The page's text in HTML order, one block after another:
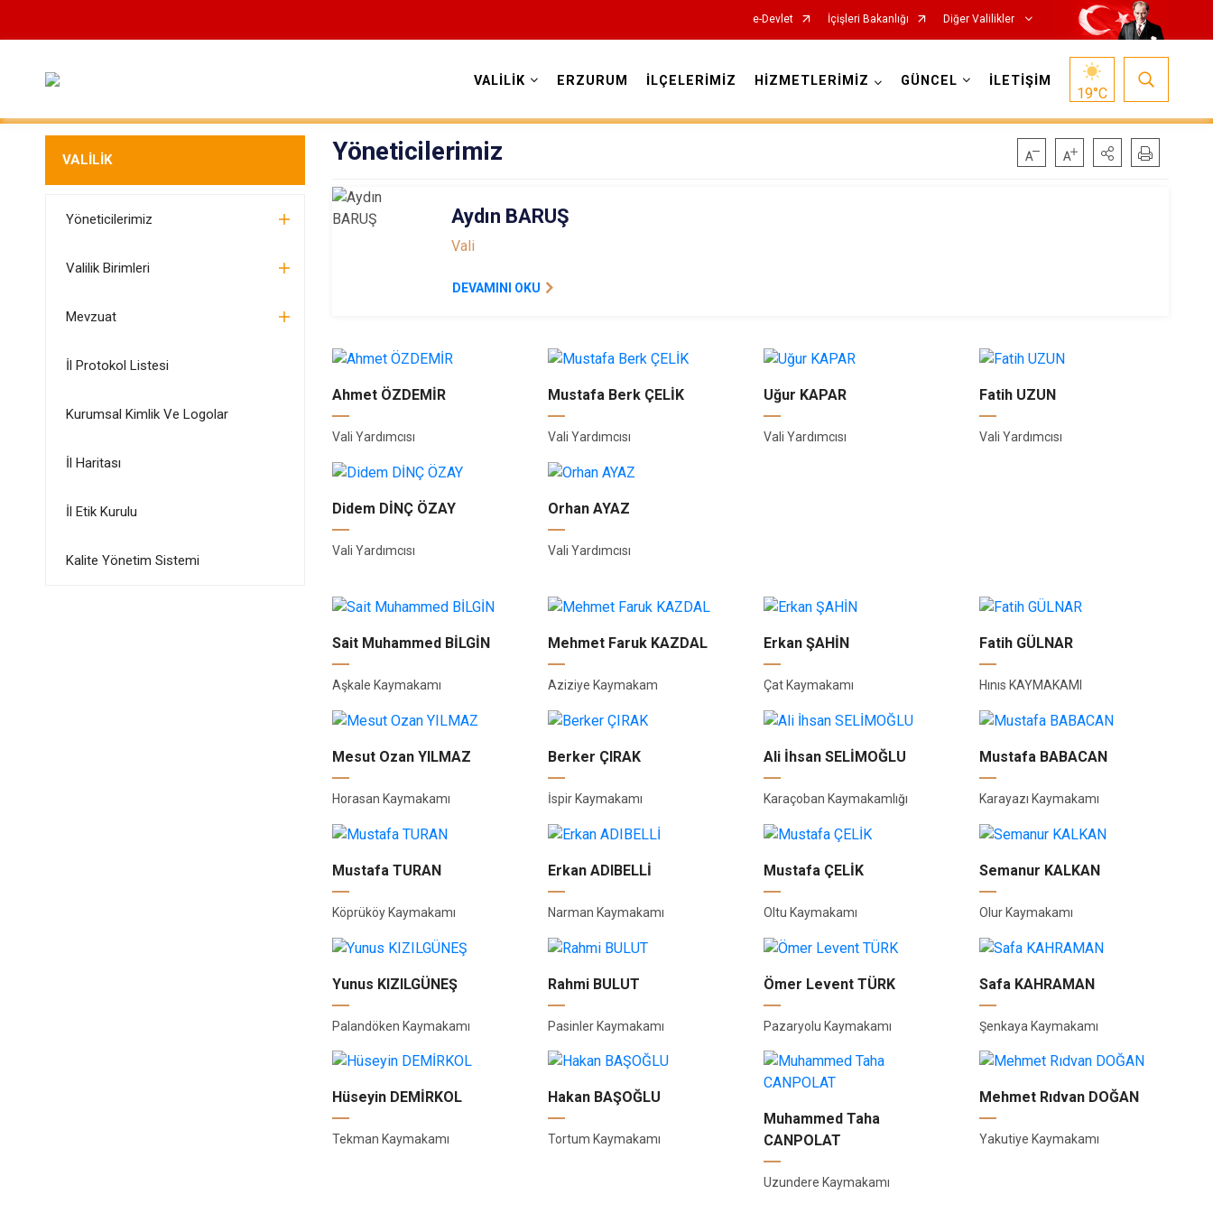
e-Devlet İçişleri Bakanlığı Diğer Valilikler
VALİLİK ERZURUM İLÇELERİMİZ HİZMETLERİMİZ GÜNCEL İLETİŞİM
19°C
VALİLİK
Yöneticilerimiz
Valilik Birimleri
Mevzuat
İl Protokol Listesi
Kurumsal Kimlik Ve Logolar
İl Haritası
İl Etik Kurulu
Kalite Yönetim Sistemi
Yöneticilerimiz
Aydın BARUŞ
Vali
DEVAMINI OKU
Ahmet ÖZDEMİR
Vali Yardımcısı
Mustafa Berk ÇELİK
Vali Yardımcısı
Uğur KAPAR
Vali Yardımcısı
Fatih UZUN
Vali Yardımcısı
Didem DİNÇ ÖZAY
Vali Yardımcısı
Orhan AYAZ
Vali Yardımcısı
Sait Muhammed BİLGİN
Aşkale Kaymakamı
Mehmet Faruk KAZDAL
Aziziye Kaymakam
Erkan ŞAHİN
Çat Kaymakamı
Fatih GÜLNAR
Hınıs KAYMAKAMI
Mesut Ozan YILMAZ
Horasan Kaymakamı
Berker ÇIRAK
İspir Kaymakamı
Ali İhsan SELİMOĞLU
Karaçoban Kaymakamlığı
Mustafa BABACAN
Karayazı Kaymakamı
Mustafa TURAN
Köprüköy Kaymakamı
Erkan ADIBELLİ
Narman Kaymakamı
Mustafa ÇELİK
Oltu Kaymakamı
Semanur KALKAN
Olur Kaymakamı
Yunus KIZILGÜNEŞ
Palandöken Kaymakamı
Rahmi BULUT
Pasinler Kaymakamı
Ömer Levent TÜRK
Pazaryolu Kaymakamı
Safa KAHRAMAN
Şenkaya Kaymakamı
Hüseyin DEMİRKOL
Tekman Kaymakamı
Hakan BAŞOĞLU
Tortum Kaymakamı
Muhammed Taha
CANPOLAT
Uzundere Kaymakamı
Mehmet Rıdvan DOĞAN
Yakutiye Kaymakamı